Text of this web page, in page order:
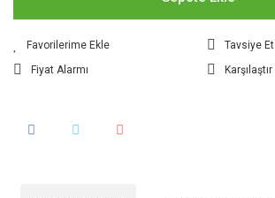
Tavsiye Et
Fiyat Alarmı
Karşılaştır